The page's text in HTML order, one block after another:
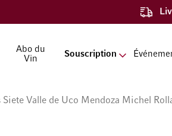
Abo du
Vin
Souscription
Siete Valle de Uco Mendoza Michel